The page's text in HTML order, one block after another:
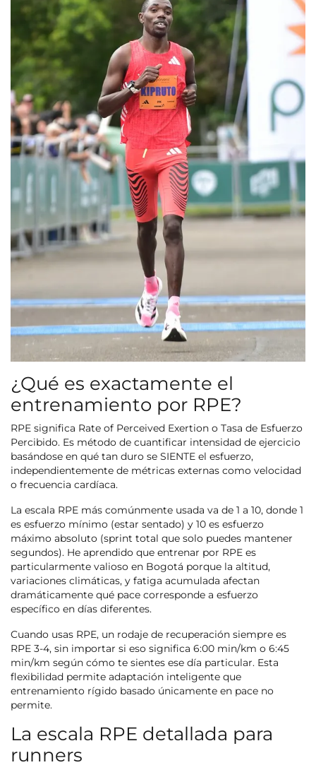
¿Qué es exactamente el
entrenamiento por RPE?
RPE significa Rate of Perceived Exertion o Tasa de Esfuerzo
Percibido. Es método de cuantificar intensidad de ejercicio
basándose en qué tan duro se SIENTE el esfuerzo,
independientemente de métricas externas como velocidad
o frecuencia cardíaca.
La escala RPE más comúnmente usada va de 1 a 10, donde 1
es esfuerzo mínimo (estar sentado) y 10 es esfuerzo
máximo absoluto (sprint total que solo puedes mantener
segundos). He aprendido que entrenar por RPE es
particularmente valioso en Bogotá porque la altitud,
variaciones climáticas, y fatiga acumulada afectan
dramáticamente qué pace corresponde a esfuerzo
específico en días diferentes.
Cuando usas RPE, un rodaje de recuperación siempre es
RPE 3-4, sin importar si eso significa 6:00 min/km o 6:45
min/km según cómo te sientes ese día particular. Esta
flexibilidad permite adaptación inteligente que
entrenamiento rígido basado únicamente en pace no
permite.
La escala RPE detallada para
runners